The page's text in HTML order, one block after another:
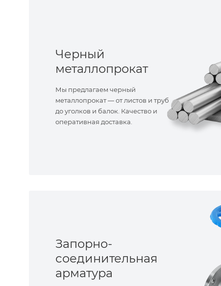
Черный
металлопрокат
Мы предлагаем черный
металлопрокат — от листов и труб
до уголков и балок. Качество и
оперативная доставка.
Запорно-
соединительная
арматура